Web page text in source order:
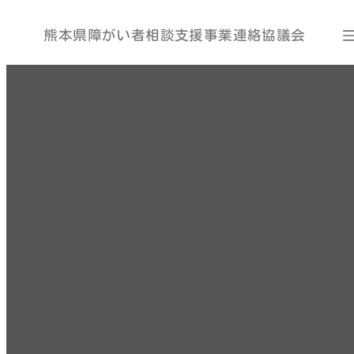
熊本県障がい者相談支援事業連絡協議会